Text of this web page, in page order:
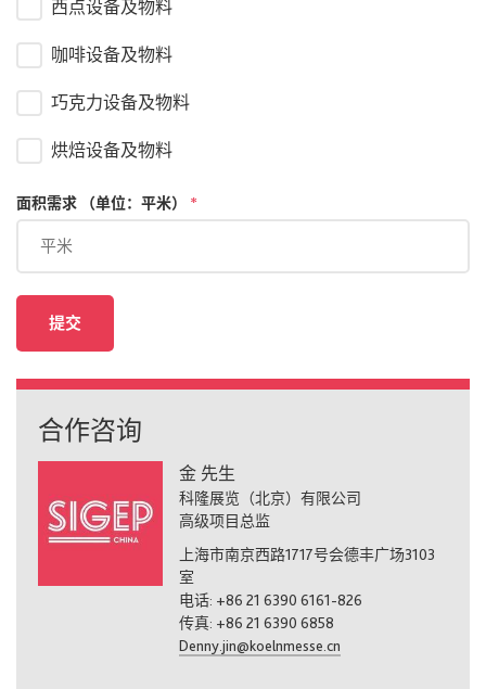
合作咨询
金 先生
科隆展览（北京）有限公司
高级项目总监
上海市南京西路1717号会德丰广场3103
室
电话: +86 21 6390 6161-826
传真: +86 21 6390 6858
Denny.jin@koelnmesse.cn